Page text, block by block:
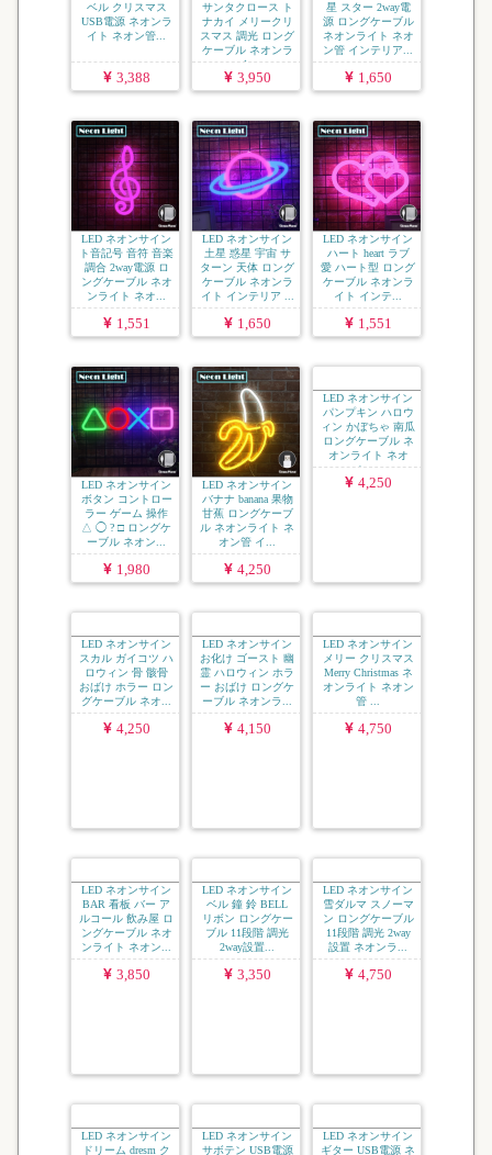
ベル クリスマス
USB電源 ネオンラ
イト ネオン管...
3,388
サンタクロース ト
ナカイ メリークリ
スマス 調光 ロング
ケーブル ネオンラ
イ...
3,950
星 スター 2way電
源 ロングケーブル
ネオンライト ネオ
ン管 インテリア...
1,650
LED ネオンサイン
ト音記号 音符 音楽
調合 2way電源 ロ
ングケーブル ネオ
ンライト ネオ...
1,551
LED ネオンサイン
土星 惑星 宇宙 サ
ターン 天体 ロング
ケーブル ネオンラ
イト インテリア ...
1,650
LED ネオンサイン
ハート heart ラブ
愛 ハート型 ロング
ケーブル ネオンラ
イト インテ...
1,551
LED ネオンサイン
ボタン コントロー
ラー ゲーム 操作
△ ◯ ? □ ロングケ
ーブル ネオン...
1,980
LED ネオンサイン
バナナ banana 果物
甘蕉 ロングケーブ
ル ネオンライト ネ
オン管 イ...
4,250
LED ネオンサイン
LED ネオンサイン
LED ネオンサイン
LED ネオンサイン
LED ネオンサイン
LED ネオンサイン
LED ネオンサイン